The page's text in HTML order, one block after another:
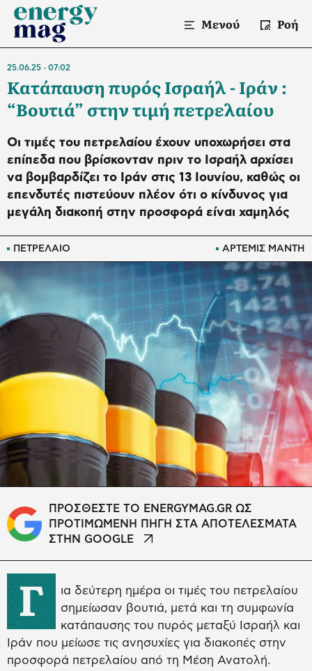
Μενού Ροή
ΠΕΤΡΕΛΑΙΟ ΑΡΤΕΜΙΣ ΜΑΝΤΗ
25.06.25 07:02
Κατάπαυση πυρός Ισραήλ - Ιράν :
“Βουτιά” στην τιμή πετρελαίου
Οι τιμές του πετρελαίου έχουν υποχωρήσει στα
επίπεδα που βρίσκονταν πριν το Ισραήλ αρχίσει
να βομβαρδίζει το Ιράν στις 13 Ιουνίου, καθώς οι
επενδυτές πιστεύουν πλέον ότι ο κίνδυνος για
μεγάλη διακοπή στην προσφορά είναι χαμηλός
ΠΡΟΣΘΕΣΤΕ ΤΟ ENERGYMAG.GR ΩΣ
ΠΡΟΤΙΜΩΜΕΝΗ ΠΗΓΗ ΣΤΑ ΑΠΟΤΕΛΕΣΜΑΤΑ
ΣΤΗΝ GOOGLE
Γ
ια δεύτερη ημέρα οι τιμές του πετρελαίου
σημείωσαν βουτιά, μετά και τη συμφωνία
κατάπαυσης του πυρός μεταξύ Ισραήλ και
Ιράν που μείωσε τις ανησυχίες για διακοπές στην
προσφορά πετρελαίου από τη Μέση Ανατολή.